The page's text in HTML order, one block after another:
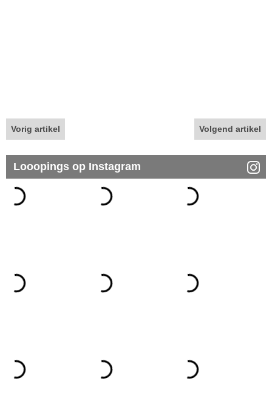
Vorig artikel Volgend artikel
Looopings op Instagram